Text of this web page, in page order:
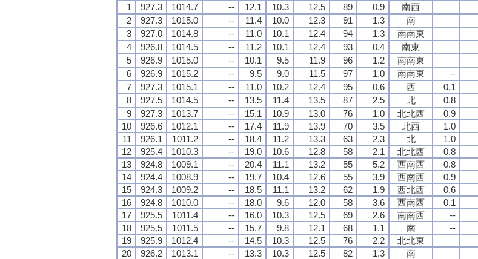
1
927.3 1014.7 -- 12.1 10.3 12.5 89 0.9 南西
2
927.3 1015.0 -- 11.4 10.0 12.3 91 1.3 南
3
927.0 1014.8 -- 11.0 10.1 12.4 94 1.3 南南東
4
926.8 1014.5 -- 11.2 10.1 12.4 93 0.4 南東
5
926.9 1015.0 -- 10.1 9.5 11.9 96 1.2 南南東
6
926.9 1015.2 -- 9.5 9.0 11.5 97 1.0 南南東 --
7
927.3 1015.1 -- 11.0 10.2 12.4 95 0.6 西 0.1
8
927.5 1014.5 -- 13.5 11.4 13.5 87 2.5 北 0.8
9
927.3 1013.7 -- 15.1 10.9 13.0 76 1.0 北北西 0.9
10
926.6 1012.1 -- 17.4 11.9 13.9 70 3.5 北西 1.0
11
926.1 1011.2 -- 18.4 11.2 13.3 63 2.3 北 1.0
12
925.4 1010.3 -- 19.0 10.6 12.8 58 2.1 北北西 0.8
13
924.8 1009.1 -- 20.4 11.1 13.2 55 5.2 西南西 0.8
14
924.4 1008.9 -- 19.7 10.4 12.6 55 3.9 西南西 0.9
15
924.3 1009.2 -- 18.5 11.1 13.2 62 1.9 西北西 0.6
16
924.8 1010.0 -- 18.0 9.6 12.0 58 3.6 西南西 0.1
17
925.5 1011.4 -- 16.0 10.3 12.5 69 2.6 南南西 --
18
925.5 1011.5 -- 15.7 9.8 12.1 68 1.1 南 --
19
925.9 1012.4 -- 14.5 10.3 12.5 76 2.2 北北東
20
926.2 1013.1 -- 13.3 10.3 12.5 82 1.3 南